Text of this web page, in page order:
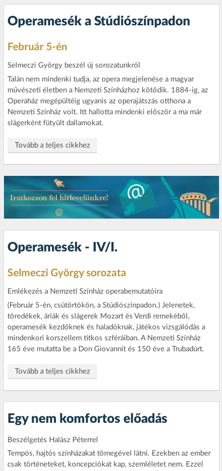
Operamesék a Stúdiószínpadon
Február 5-én
Selmeczi György beszél új sorozatunkról
Talán nem mindenki tudja, az opera megjelenése a magyar
művészeti életben a Nemzeti Színházhoz kötődik. 1884-ig, az
Operaház megépültéig ugyanis az operajátszás otthona a
Nemzeti Színház volt. Itt hallotta mindenki először a ma már
slágerként fütyült dallamokat.
Tovább a teljes cikkhez
Operamesék - IV/I.
Selmeczi György sorozata
Emlékezés a Nemzeti Színház operabemutatóira
(Február 5-én, csütörtökön, a Stúdiószínpadon.) Jelenetek,
töredékek, áriák és slágerek Mozart és Verdi remekéből,
operamesék kezdőknek és haladóknak, játékos vizsgálódás a
mindenkori korszellem titkos szféráiban. A Nemzeti Színház
165 éve mutatta be a Don Giovannit és 150 éve a Trubadúrt.
Tovább a teljes cikkhez
Egy nem komfortos előadás
Beszélgetés Halász Péterrel
Tempós, hajtós színházakat tömegével látni. Ezekben az ember
csak történeteket, koncepciókat kap, szemléletet nem. Ezzel